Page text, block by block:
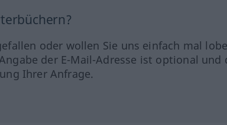
oder wollen Sie uns einfach mal
der E-Mail-Adresse ist optional und
Ihrer Anfrage.